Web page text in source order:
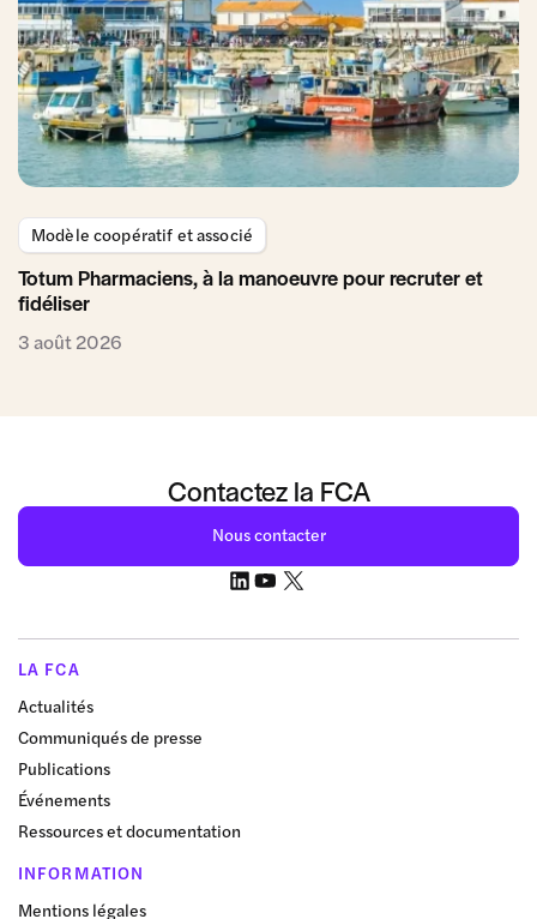
Modèle coopératif et associé
Totum Pharmaciens, à la manoeuvre pour recruter et
fidéliser
3 août 2026
Contactez la FCA
Nous contacter
LA FCA
Actualités
Communiqués de presse
Publications
Événements
Ressources et documentation
INFORMATION
Mentions légales